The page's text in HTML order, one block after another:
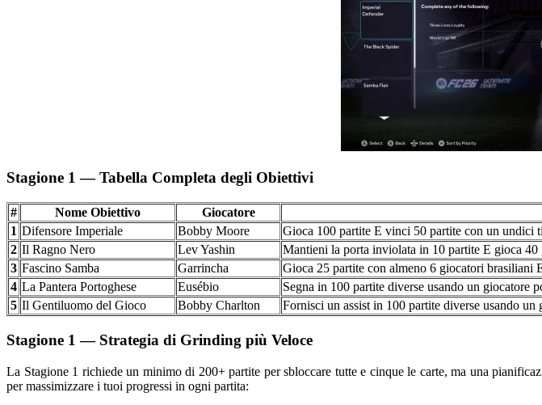
Stagione 1 — Tabella Completa degli Obiettivi
# Nome Obiettivo Giocatore
1 Difensore Imperiale Bobby Moore
Gioca 100 partite E vinci 50 partite con un undici
2 Il Ragno Nero Lev Yashin
Mantieni la porta inviolata in 10 partite E gioca
3 Fascino Samba Garrincha
Gioca 25 partite con almeno 6 giocatori brasiliani
4 La Pantera Portoghese Eusébio
Segna in 100 partite diverse usando un giocatore
5 Il Gentiluomo del Gioco Bobby Charlton Fornisci un assist in 100 partite diverse usando
Stagione 1 — Strategia di Grinding più Veloce
La Stagione 1 richiede un minimo di 200+ partite per sbloccare tutte e cinque le carte, ma una
per massimizzare i tuoi progressi in ogni partita: